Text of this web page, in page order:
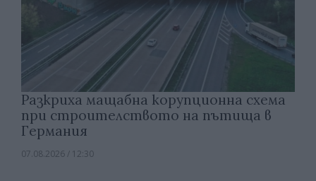
Разкриха мащабна корупционна схема
при строителството на пътища в
Германия
07.08.2026 / 12:30